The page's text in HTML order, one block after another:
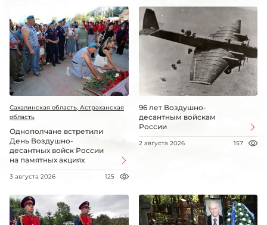
Сахалинская область, Астраханская
область
Однополчане встретили
День Воздушно-
десантных войск России
на памятных акциях
3 августа 2026 125
96 лет Воздушно-
десантным войскам
России
2 августа 2026 157